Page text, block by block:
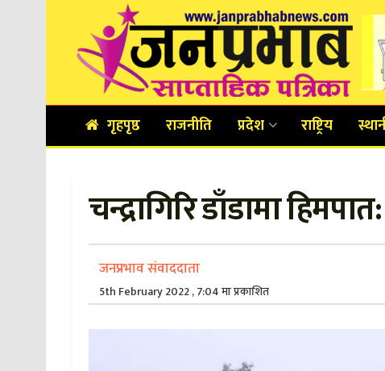
गृहपृष्ठ राजनीति प्रदेश राष्ट्रिय
चन्द्रागिरि डाँडामा
जनप्रभाव संवाददाता
5th February 2022 , 7:04 मा प्रकाशित